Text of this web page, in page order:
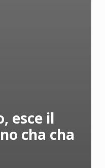
esce il
cha cha